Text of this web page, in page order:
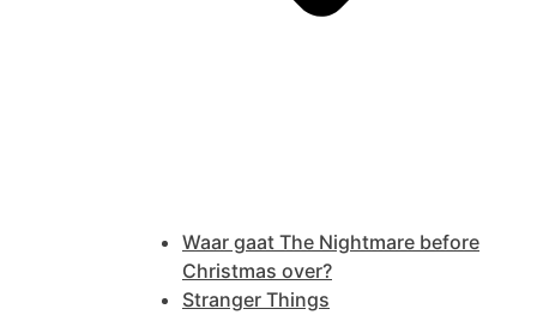
Waar gaat The Nightmare before
Christmas over?
Stranger Things